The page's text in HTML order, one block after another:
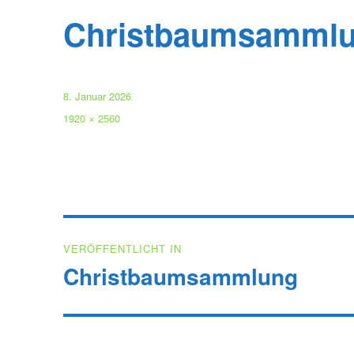
Veröffentlicht
am
8. Januar 2026
Volle
1920 × 2560
VERÖFFENTLICHT IN
Christbaumsammlung